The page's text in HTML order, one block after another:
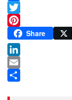
Facebook
Twitter
Pinterest
Share
LinkedIn
Email